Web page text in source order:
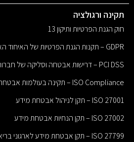
תקינה ורגולציה
חוק הגנת הפרטיות ותיקון 13
GDPR – תקנות הגנת הפרטיות של האיחוד האירופי
PCI DSS – דרישות אבטחה וסליקה של חברות אשראי
ISO Compliance – תקינה בעולמות אבטחת המידע
ISO 27001 – תקן לניהול אבטחת מידע
ISO 27002 – תקן הנחיות אבטחת מידע
ISO 27799 – תקן אבטחת מידע לארגוני בריאות